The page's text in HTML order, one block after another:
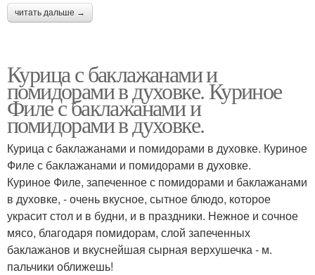
читать дальше →
Курица с баклажанами и
помидорами в духовке. Куриное
Филе с баклажанами и
помидорами в духовке.
Курица с баклажанами и помидорами в духовке. Куриное
Филе с баклажанами и помидорами в духовке.
Куриное Филе, запеченное с помидорами и баклажанами
в духовке, - очень вкусное, сытное блюдо, которое
украсит стол и в будни, и в праздники. Нежное и сочное
мясо, благодаря помидорам, слой запеченных
баклажанов и вкуснейшая сырная верхушечка - м.
пальчики оближешь!